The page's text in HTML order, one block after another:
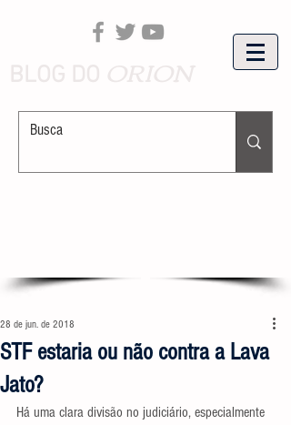
STF estaria ou não contra a Lava
Jato?
28 de jun. de 2018
Há uma clara divisão no judiciário, especialmente